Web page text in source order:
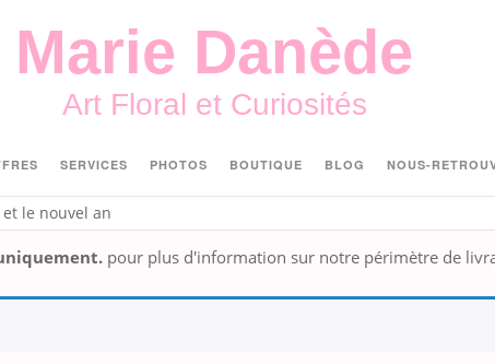
Marie Danède
Art Floral et Curiosités
SERVICES PHOTOS BOUTIQUE BLOG NOUS-
le nouvel an
pour plus d'information sur notre périmètre de